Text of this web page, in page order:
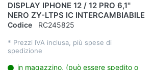
DISPLAY IPHONE 12 / 12 PRO 6,1''
NERO ZY-LTPS IC INTERCAMBIABILE
Codice RC245825
* Prezzi IVA inclusa, più spese di
spedizione
in magazzino, (può essere spedito o